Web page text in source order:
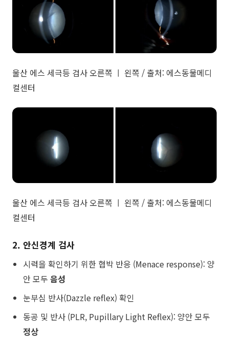
​울산 에스 세극등 검사 오른쪽 ㅣ 왼쪽 / 출처: 에스동물메디
컬센터
울산 에스 세극등 검사 오른쪽 ㅣ 왼쪽 / 출처: 에스동물메디
컬센터
2. 안신경계 검사
시력을 확인하기 위한 협박 반응 (Menace response): 양
안 모두 음성
눈부심 반사(Dazzle reflex) 확인
동공 및 반사 (PLR, Pupillary Light Reflex): 양안 모두
정상